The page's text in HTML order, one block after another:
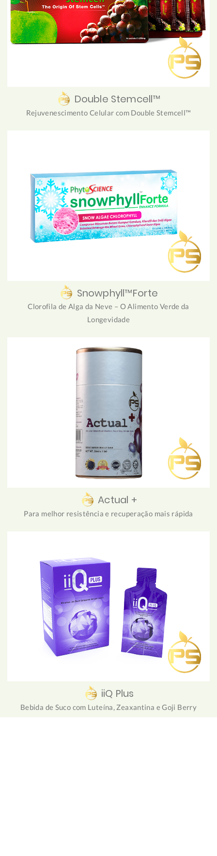
Double Stemcell™
Rejuvenescimento Celular com Double Stemcell™
Snowphyll™Forte
Clorofila de Alga da Neve – O Alimento Verde da
Longevidade
Actual +
Para melhor resistência e recuperação mais rápida
iiQ Plus
Bebida de Suco com Luteína, Zeaxantina e Goji Berry